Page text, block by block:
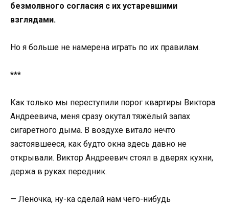
безмолвного согласия с их устаревшими
взглядами.
Но я больше не намерена играть по их правилам.
***
Как только мы переступили порог квартиры Виктора
Андреевича, меня сразу окутал тяжёлый запах
сигаретного дыма. В воздухе витало нечто
застоявшееся, как будто окна здесь давно не
открывали. Виктор Андреевич стоял в дверях кухни,
держа в руках передник.
— Леночка, ну-ка сделай нам чего-нибудь